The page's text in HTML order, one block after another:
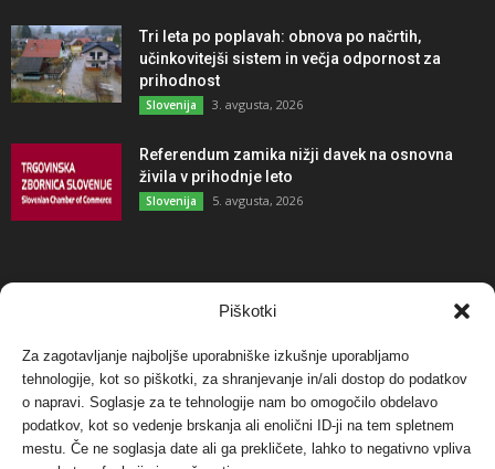
Piškotki
Za zagotavljanje najboljše uporabniške izkušnje uporabljamo
tehnologije, kot so piškotki, za shranjevanje in/ali dostop do podatkov
o napravi. Soglasje za te tehnologije nam bo omogočilo obdelavo
podatkov, kot so vedenje brskanja ali enolični ID-ji na tem spletnem
mestu. Če ne soglasja date ali ga prekličete, lahko to negativno vpliva
Tri leta po poplavah: obnova po načrtih,
učinkovitejši sistem in večja odpornost za
prihodnost
Slovenija 3. avgusta, 2026
Referendum zamika nižji davek na osnovna
živila v prihodnje leto
Slovenija 5. avgusta, 2026
NAJBOLJ KOMENTIRANO
Protest proti vetrnim elektrarnam na Ojstrici, v
svetu pa vedno bolj...
Dogodki 12. maja, 2017
Tožilstvo v Celovcu v korist elektrarnam